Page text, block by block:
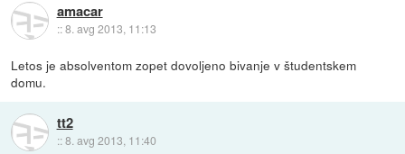
amacar
::8. avg 2013, 11:13
Letos je absolventom zopet dovoljeno bivanje v študentskem
domu.
tt2
::8. avg 2013, 11:40